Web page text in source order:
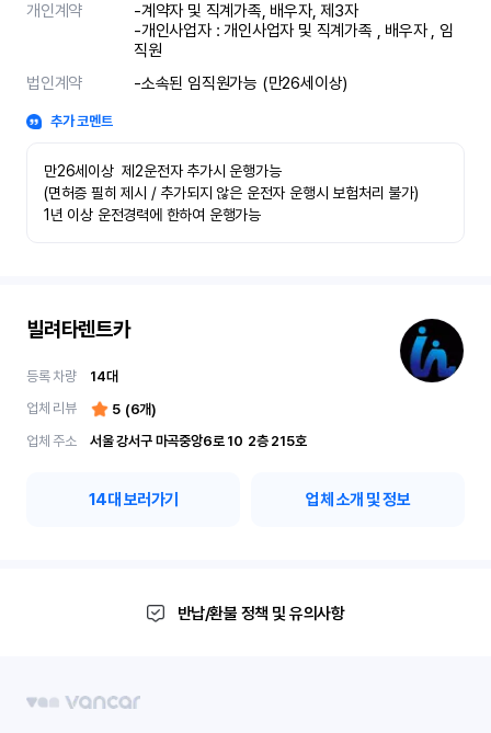
개인계약
-계약자 및 직계가족, 배우자, 제3자
-개인사업자 : 개인사업자 및 직계가족 , 배우자 , 임
직원
법인계약
-소속된 임직원가능 (만26세이상)
추가 코멘트
만26세이상  제2운전자 추가시 운행가능
(면허증 필히 제시 / 추가되지 않은 운전자 운행시 보험처리 불가)
1년 이상 운전경력에 한하여 운행가능
빌려타렌트카
등록 차량 14대
업체 리뷰
5 (6개)
업체 주소
서울 강서구 마곡중앙6로 10	2층 215호
14대 보러가기 업체 소개 및 정보
반납/환불 정책 및 유의사항